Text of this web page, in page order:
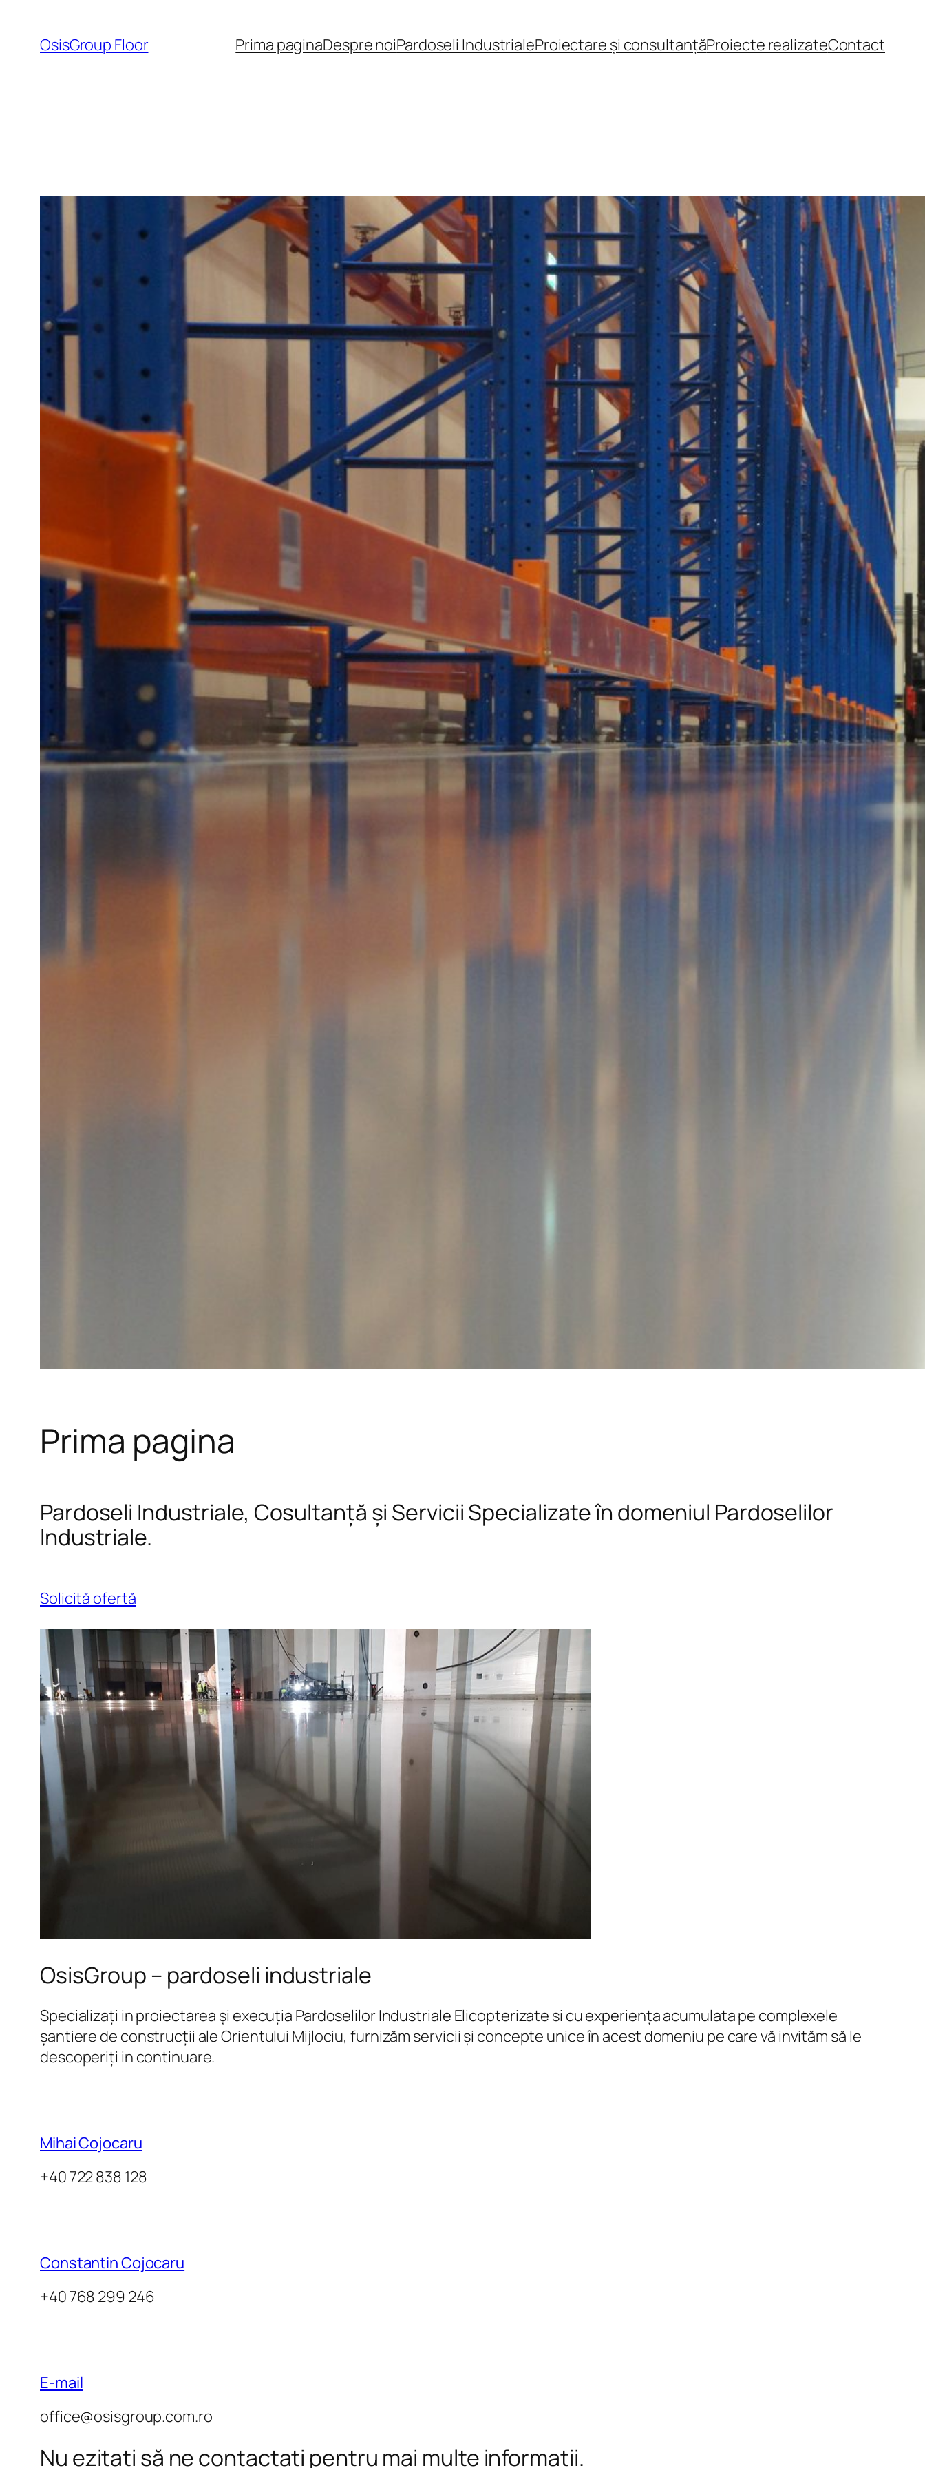
conținut
OsisGroup Floor Prima paginaDespre noiPardoseli IndustrialeProiectare și consultanțăProiecte realizateContact
Prima pagina
Pardoseli Industriale, Cosultanță și Servicii Specializate în domeniul Pardoselilor
Industriale.
Solicită ofertă
OsisGroup – pardoseli industriale
Specializați in proiectarea și execuția Pardoselilor Industriale Elicopterizate si cu experiența acumulata pe complexele
șantiere de construcții ale Orientului Mijlociu, furnizăm servicii și concepte unice în acest domeniu pe care vă invităm să le
descoperiți in continuare.
Mihai Cojocaru
+40 722 838 128
Constantin Cojocaru
+40 768 299 246
E-mail
office@osisgroup.com.ro
Nu ezitați să ne contactați pentru mai multe informații.